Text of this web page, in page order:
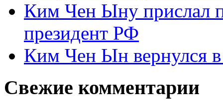
Ким Чен Ыну прислал
президент РФ
Ким Чен Ын вернулся
Свежие комментарии